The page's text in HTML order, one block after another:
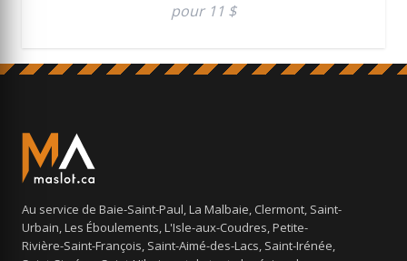
pour 11 $
Au service de Baie-Saint-Paul, La Malbaie, Clermont, Saint-
Urbain, Les Éboulements, L'Isle-aux-Coudres, Petite-
Rivière-Saint-François, Saint-Aimé-des-Lacs, Saint-Irénée,